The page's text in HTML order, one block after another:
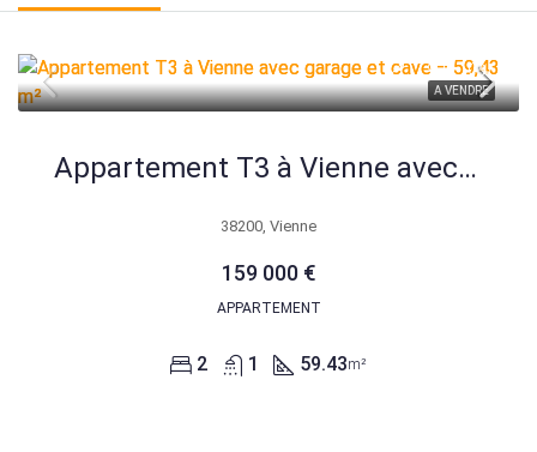
A VENDRE
Appartement T3 à Vienne avec garage et cave – 59,43 m²
38200, Vienne
159 000 €
APPARTEMENT
2 1 59.43m²